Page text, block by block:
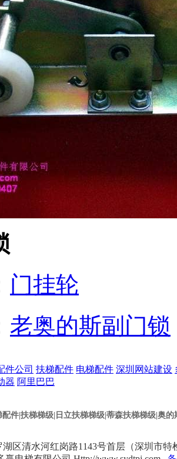
门挂轮
老奥的斯副门锁
件公司 扶梯配件 电梯配件 深圳网站建设
器 阿里巴巴
件|扶梯梯级|日立扶梯梯级 |蒂森扶梯梯级 |奥
区清水河红岗路1143号首层（深圳市